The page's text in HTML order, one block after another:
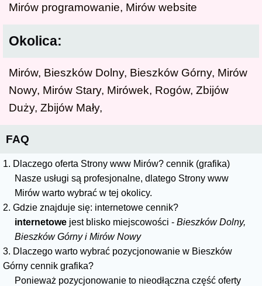
Mirów programowanie, Mirów website
Okolica:
Mirów, Bieszków Dolny, Bieszków Górny, Mirów
Nowy, Mirów Stary, Mirówek, Rogów, Zbijów
Duży, Zbijów Mały,
FAQ
1. Dlaczego oferta Strony www Mirów? cennik (grafika)
Nasze usługi są profesjonalne, dlatego Strony www
Mirów warto wybrać w tej okolicy.
2. Gdzie znajduje się: internetowe cennik?
internetowe jest blisko miejscowości - Bieszków Dolny,
Bieszków Górny i Mirów Nowy
3. Dlaczego warto wybrać pozycjonowanie w Bieszków
Górny cennik grafika?
Ponieważ pozycjonowanie to nieodłączna część oferty